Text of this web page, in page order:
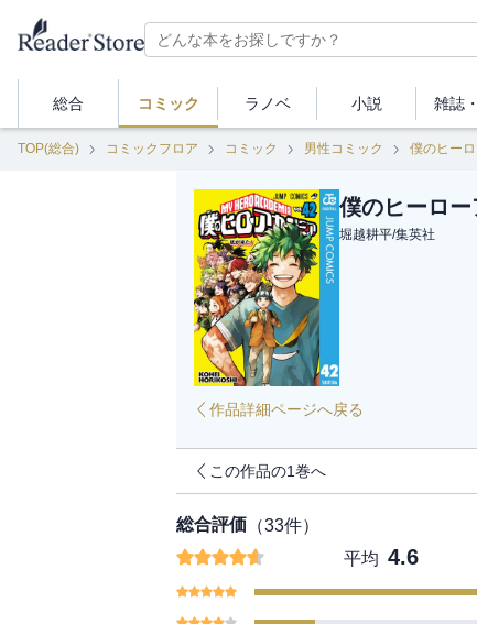
総合 コミック ラノベ 小説 雑誌・
TOP(総合) コミックフロア コミック 男性コミック 僕のヒー
僕のヒーロ
堀越耕平/集英社
作品詳細ページへ戻る
この作品の1巻へ
総合評価 （33件）
平均 4.6